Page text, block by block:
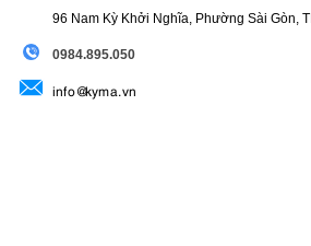
96 Nam Kỳ Khởi Nghĩa, Phường Sài Gòn,
0984.895.050
info@kyma.vn